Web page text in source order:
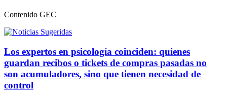
Contenido GEC
Los expertos en psicología coinciden: quienes
guardan recibos o tickets de compras pasadas no
son acumuladores, sino que tienen necesidad de
control